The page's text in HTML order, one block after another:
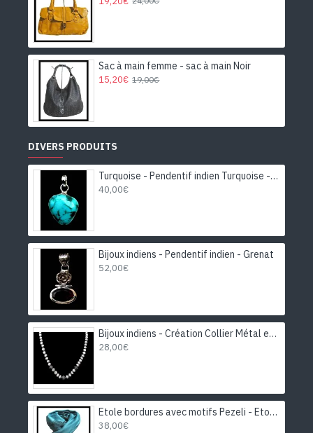
Sac à main femme - sac à main Noir
15,20€ 19,00€
DIVERS PRODUITS
Turquoise - Pendentif indien Turquoise - Bijoux Inde
40,00€
Bijoux indiens - Pendentif indien - Grenat
52,00€
Bijoux indiens - Création Collier Métal et Pierre de Lune
28,00€
Etole bordures avec motifs Pezeli - Etole indienne
38,00€